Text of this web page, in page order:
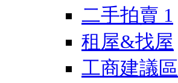
二手拍賣 1
租屋&找屋
工商建議區